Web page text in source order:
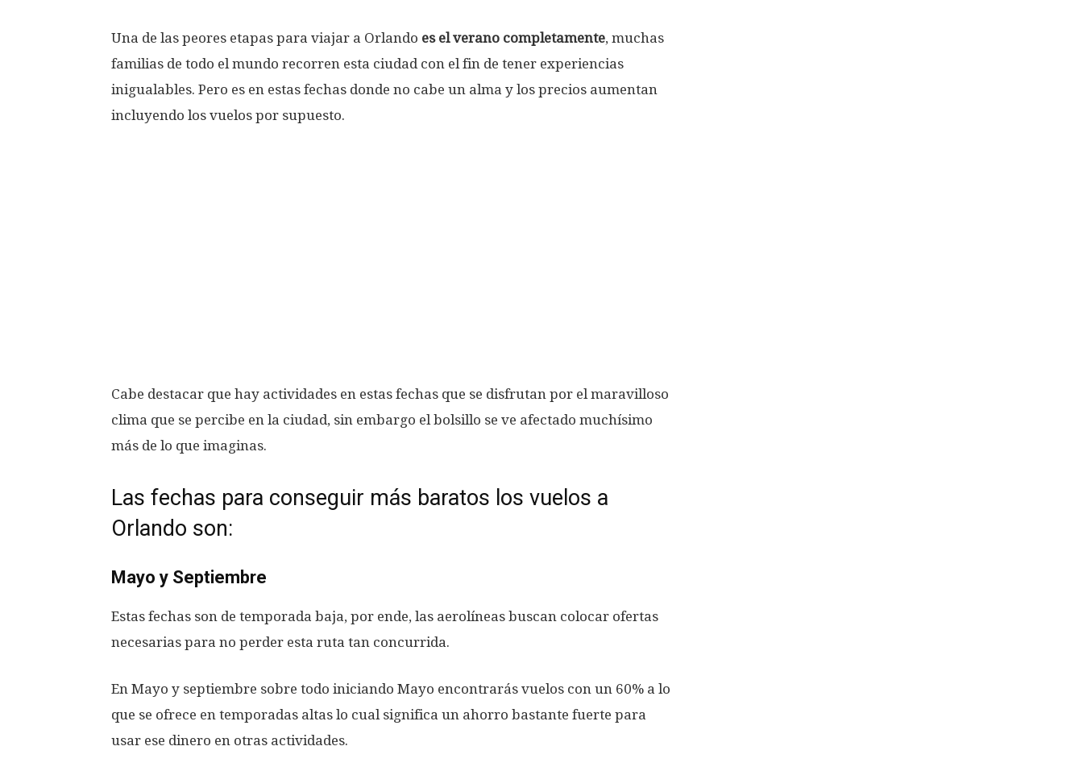
Una de las peores etapas para viajar a Orlando es el verano completamente, muchas
familias de todo el mundo recorren esta ciudad con el fin de tener experiencias
inigualables. Pero es en estas fechas donde no cabe un alma y los precios aumentan
incluyendo los vuelos por supuesto.
Cabe destacar que hay actividades en estas fechas que se disfrutan por el maravilloso
clima que se percibe en la ciudad, sin embargo el bolsillo se ve afectado muchísimo
más de lo que imaginas.
Las fechas para conseguir más baratos los vuelos a
Orlando son:
Mayo y Septiembre
Estas fechas son de temporada baja, por ende, las aerolíneas buscan colocar ofertas
necesarias para no perder esta ruta tan concurrida.
En Mayo y septiembre sobre todo iniciando Mayo encontrarás vuelos con un 60% a lo
que se ofrece en temporadas altas lo cual significa un ahorro bastante fuerte para
usar ese dinero en otras actividades.